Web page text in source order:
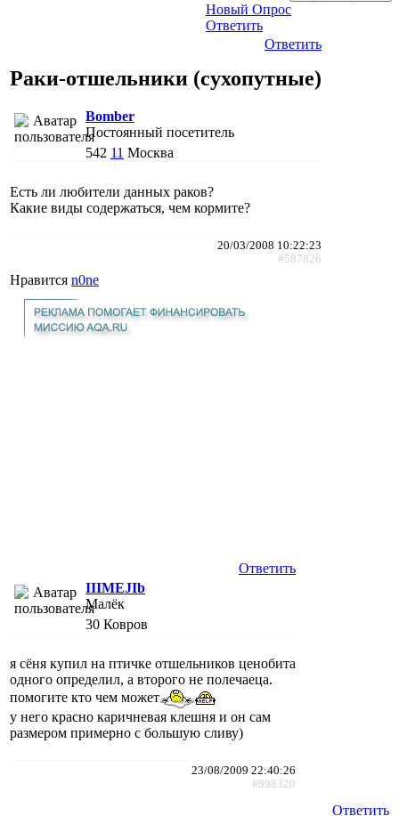
Новый Опрос
Ответить
Ответить
Раки-отшельники (сухопутные)
Bomber
Постоянный посетитель
542 11 Москва
Есть ли любители данных раков?
Какие виды содержаться, чем кормите?
20/03/2008 10:22:23
#587826
Нравится n0ne
Ответить
IIIMEJIb
Малёк
30 Ковров
я сёня купил на птичке отшельников ценобита
одного определил, а второго не полечаеца.
помогите кто чем может
у него красно каричневая клешня и он сам
размером примерно с большую сливу)
23/08/2009 22:40:26
#898320
Ответить